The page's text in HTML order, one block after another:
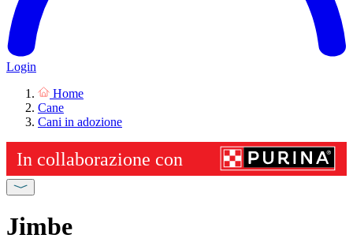
Login
Home
Cane
Cani in adozione
Jimbe